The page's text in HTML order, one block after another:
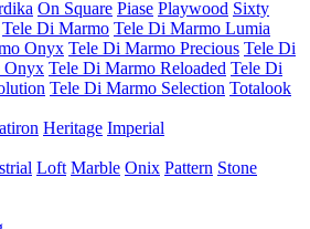
On Square Piase Playwood Sixty
Tele Di Marmo Tele Di Marmo Lumia
Onyx Tele Di Marmo Precious Tele Di
Onyx Tele Di Marmo Reloaded Tele Di
Tele Di Marmo Selection Totalook
Heritage Imperial
Loft Marble Onix Pattern Stone